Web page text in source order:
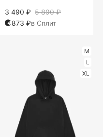
5 890 ₽
3 490 ₽
873 ₽в Сплит
M
L
XL